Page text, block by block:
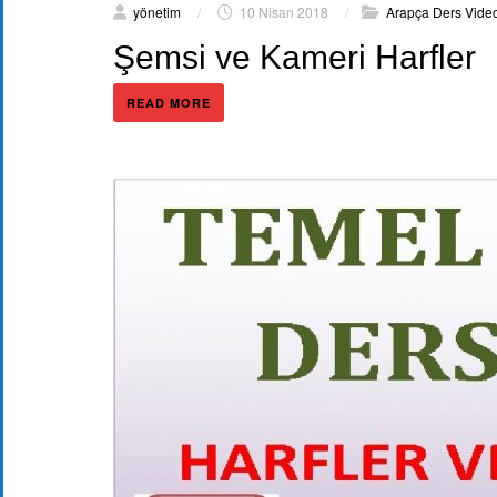
yönetim / 10 Nisan 2018 / Arapça Ders
Şemsi ve Kameri Harfler
READ MORE